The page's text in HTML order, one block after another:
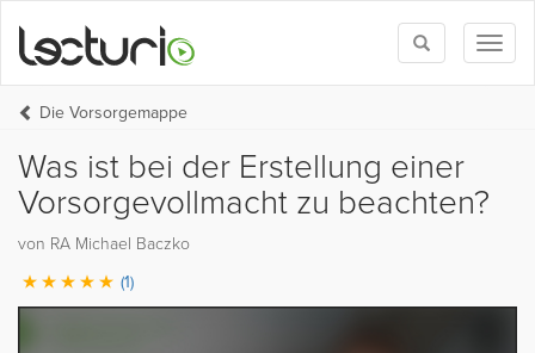
Toggle
search
Die Vorsorgemappe
Was ist bei der Erstellung einer
Vorsorgevollmacht zu beachten?
von RA Michael Baczko
(1)